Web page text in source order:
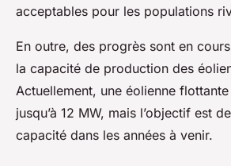
acceptables pour les populations
En outre, des progrès sont en
la capacité de production des
Actuellement, une éolienne
jusqu’à 12 MW, mais l’objectif est
capacité dans les années à venir.